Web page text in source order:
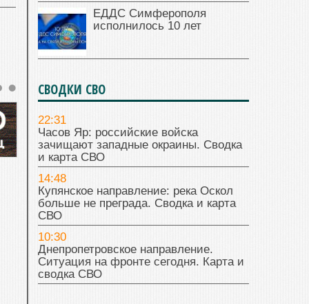
ЕДДС Симферополя
исполнилось 10 лет
СВОДКИ СВО
22:31
Часов Яр: российские войска
зачищают западные окраины. Сводка
и карта СВО
14:48
Купянское направление: река Оскол
больше не преграда. Сводка и карта
СВО
10:30
Днепропетровское направление.
Ситуация на фронте сегодня. Карта и
сводка СВО